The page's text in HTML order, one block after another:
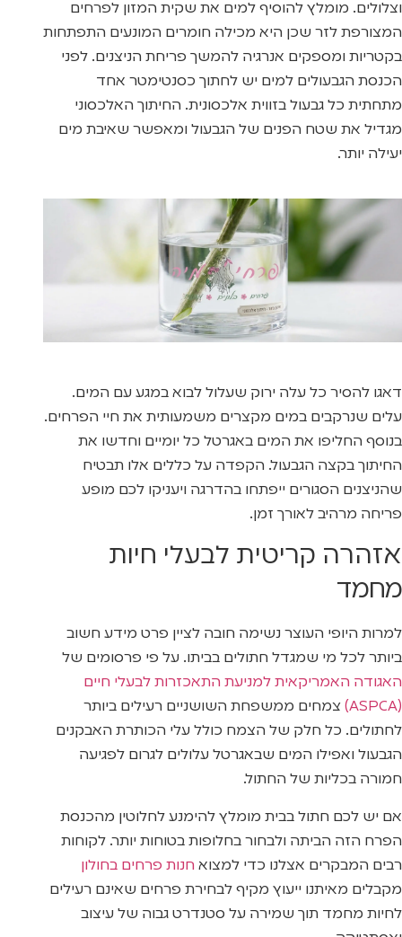
וצלולים. מומלץ להוסיף למים את שקית המזון לפרחים
המצורפת לזר שכן היא מכילה חומרים המונעים התפתחות
בקטריות ומספקים אנרגיה להמשך פריחת הניצנים. לפני
הכנסת הגבעולים למים יש לחתוך כסנטימטר אחד
מתחתית כל גבעול בזווית אלכסונית. החיתוך האלכסוני
מגדיל את שטח הפנים של הגבעול ומאפשר שאיבת מים
יעילה יותר.
דאגו להסיר כל עלה ירוק שעלול לבוא במגע עם המים.
עלים שנרקבים במים מקצרים משמעותית את חיי הפרחים.
בנוסף החליפו את המים באגרטל כל יומיים וחדשו את
החיתוך בקצה הגבעול. הקפדה על כללים אלו תבטיח
שהניצנים הסגורים ייפתחו בהדרגה ויעניקו לכם מופע
פריחה מרהיב לאורך זמן.
אזהרה קריטית לבעלי חיות
מחמד
למרות היופי העוצר נשימה חובה לציין פרט מידע חשוב
ביותר לכל מי שמגדל חתולים בביתו. על פי פרסומים של
האגודה האמריקאית למניעת התאכזרות לבעלי חיים
(ASPCA)
צמחים ממשפחת השושניים רעילים ביותר
לחתולים. כל חלק של הצמח כולל עלי הכותרת האבקנים
הגבעול ואפילו המים שבאגרטל עלולים לגרום לפגיעה
חמורה בכליות של החתול.
אם יש לכם חתול בבית מומלץ להימנע לחלוטין מהכנסת
הפרח הזה הביתה ולבחור בחלופות בטוחות יותר. לקוחות
רבים המבקרים אצלנו כדי למצוא חנות פרחים בחולון
מקבלים מאיתנו ייעוץ מקיף לבחירת פרחים שאינם רעילים
לחיות מחמד תוך שמירה על סטנדרט גבוה של עיצוב